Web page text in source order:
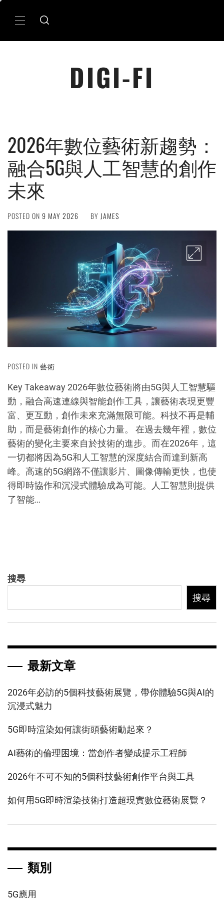
Primary
DIGI-FI
2026年數位藝術新趨勢：
融合5G與人工智慧的創作
未來
POSTED ON 9 MAY 2026 BY JAMES
POSTED IN 藝術
Key Takeaway 2026年數位藝術將由5G與人工智慧驅
動，融合高速連線與智能創作工具，讓藝術表現更豐
富、更互動，創作未來充滿無限可能。科技不再是輔
助，而是藝術創作的核心力量。 在過去幾年裡，數位
藝術的變化主要來自於技術的進步。而在2026年，這
一切都將因為5G和人工智慧的深度結合而達到新高
峰。高速的5G網路不僅讓影片、圖像傳輸更快，也使
得即時協作和沉浸式體驗成為可能。人工智慧則提供
了智能…
搜尋
搜尋
最新文章
2026年必訪的5個科技藝術展覽，帶你體驗5G與AI的
沉浸式魅力
5G即時渲染如何讓街頭藝術動起來？
AI藝術的倫理困境：當創作者變成提示工程師
2026年不可不知的5個科技藝術創作平台與工具
如何用5G即時渲染技術打造超現實數位藝術展覽？
類別
5G應用